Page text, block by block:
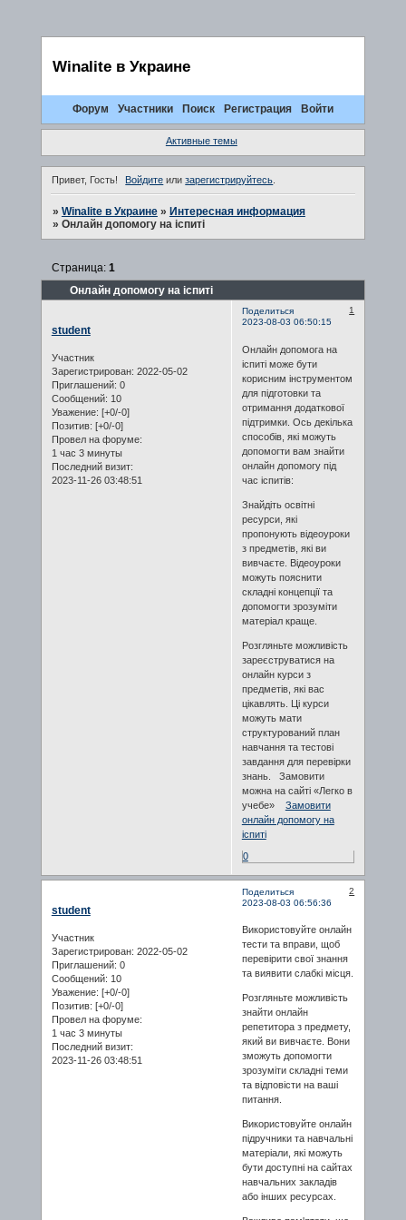
Winalite в Украине
Форум Участники Поиск Регистрация Войти
Активные темы
Привет, Гость! Войдите илизарегистрируйтесь.
» Winalite в Украине » Интересная информация
» Онлайн допомогу на іспиті
Онлайн допомогу на іспиті
Страница: 1
Поделиться
1
2023-08-03 06:50:15
student
Участник
Зарегистрирован: 2022-05-02
Приглашений: 0
Сообщений: 10
Уважение: [+0/-0]
Позитив: [+0/-0]
Провел на форуме:
1 час 3 минуты
Последний визит:
2023-11-26 03:48:51
Онлайн допомога на
іспиті може бути
корисним інструментом
для підготовки та
отримання додаткової
підтримки. Ось декілька
способів, які можуть
допомогти вам знайти
онлайн допомогу під
час іспитів:
Знайдіть освітні
ресурси, які
пропонують відеоуроки
з предметів, які ви
вивчаєте. Відеоуроки
можуть пояснити
складні концепції та
допомогти зрозуміти
матеріал краще.
Розгляньте можливість
зареєструватися на
онлайн курси з
предметів, які вас
цікавлять. Ці курси
можуть мати
структурований план
навчання та тестові
завдання для перевірки
знань. Замовити
можна на сайті «Легко в
учебе» Замовити
онлайн допомогу на
іспиті
0
Поделиться
2
2023-08-03 06:56:36
student
Участник
Зарегистрирован: 2022-05-02
Приглашений: 0
Сообщений: 10
Уважение: [+0/-0]
Позитив: [+0/-0]
Провел на форуме:
1 час 3 минуты
Последний визит:
2023-11-26 03:48:51
Використовуйте онлайн
тести та вправи, щоб
перевірити свої знання
та виявити слабкі місця.
Розгляньте можливість
знайти онлайн
репетитора з предмету,
який ви вивчаєте. Вони
зможуть допомогти
зрозуміти складні теми
та відповісти на ваші
питання.
Використовуйте онлайн
підручники та навчальні
матеріали, які можуть
бути доступні на сайтах
навчальних закладів
або інших ресурсах.